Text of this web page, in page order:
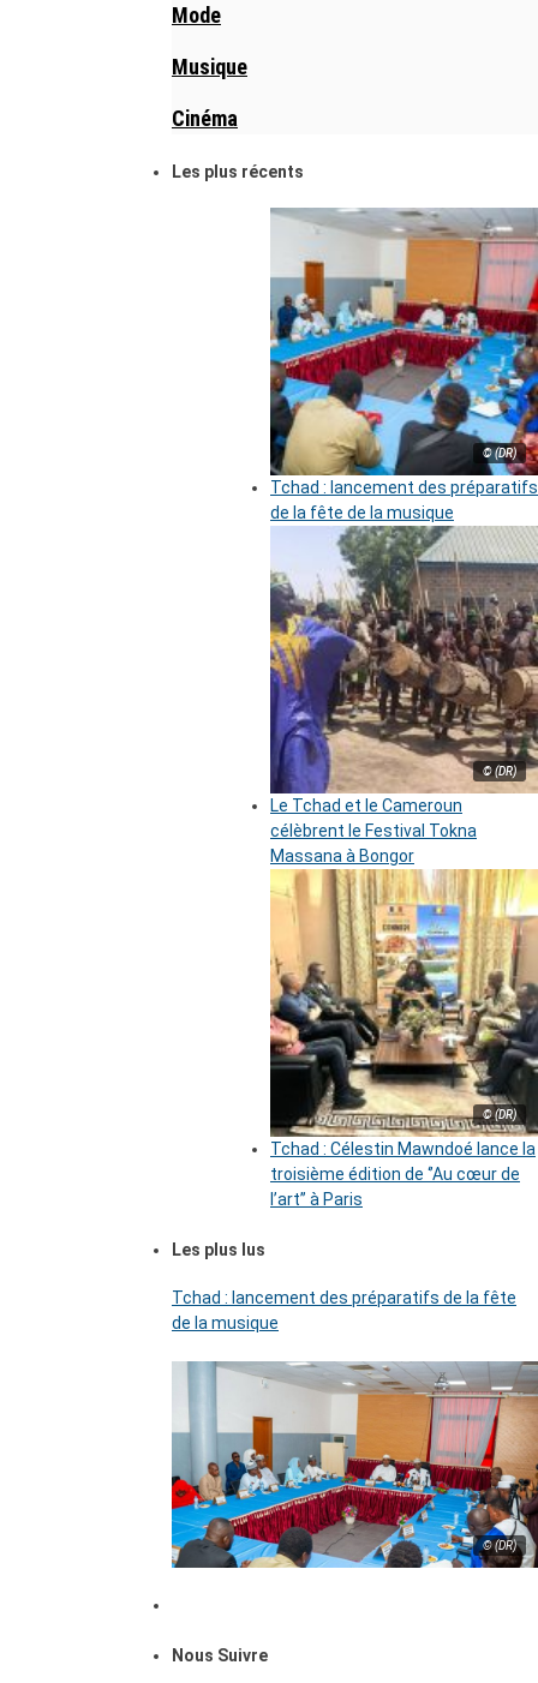
Mode
Musique
Cinéma
Les plus récents
© (DR)
Tchad : lancement des préparatifs
de la fête de la musique
© (DR)
Le Tchad et le Cameroun
célèbrent le Festival Tokna
Massana à Bongor
© (DR)
Tchad : Célestin Mawndoé lance la
troisième édition de ‘’Au cœur de
l’art’’ à Paris
Les plus lus
Tchad : lancement des préparatifs de la fête
de la musique
© (DR)
Nous Suivre